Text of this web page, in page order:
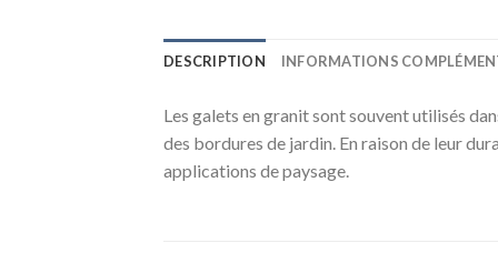
DESCRIPTION INFORMATIONS
Les galets en granit sont souvent utilisés
des bordures de jardin. En raison de leur
applications de paysage.